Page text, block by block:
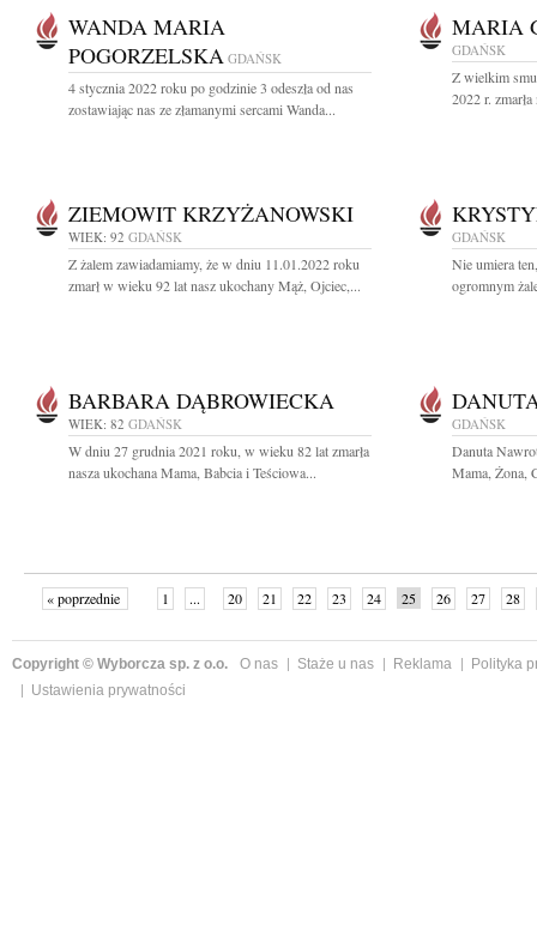
WANDA MARIA
POGORZELSKA GDAŃSK
4 stycznia 2022 roku po godzinie 3 odeszła od nas
zostawiając nas ze złamanymi sercami Wanda...
MARIA
GDAŃSK
Z wielkim
2022 r.
ZIEMOWIT KRZYŻANOWSKI
WIEK: 92 GDAŃSK
Z żalem zawiadamiamy, że w dniu 11.01.2022 roku
zmarł w wieku 92 lat nasz ukochany Mąż, Ojciec,...
GDAŃSK
Nie umiera
ogromnym
BARBARA DĄBROWIECKA
WIEK: 82 GDAŃSK
W dniu 27 grudnia 2021 roku, w wieku 82 lat zmarła
nasza ukochana Mama, Babcia i Teściowa...
GDAŃSK
Danuta
Mama, Żona,
« poprzednie 1 ... 20 21 22 23 24 25 26 27
28
Copyright © Wyborcza sp. z o.o. O nas Staże u nas Reklama
Polityka
Ustawienia prywatności